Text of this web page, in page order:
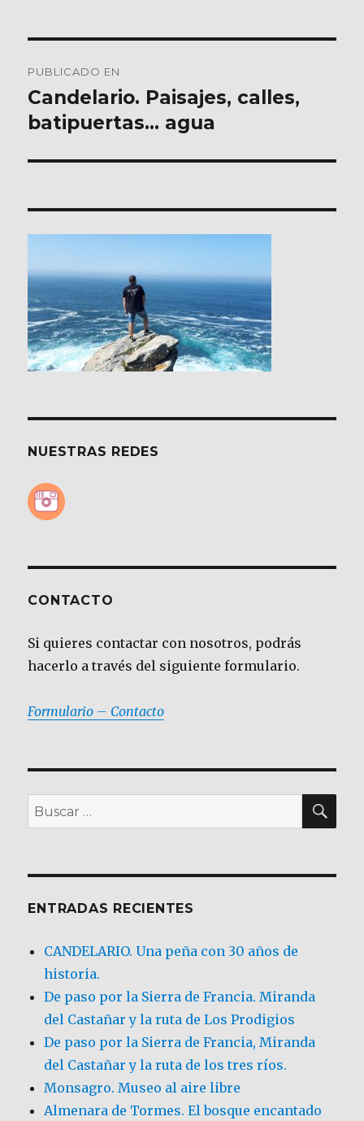
de
entradas
PUBLICADO EN
Candelario. Paisajes, calles,
batipuertas… agua
NUESTRAS REDES
CONTACTO
Si quieres contactar con nosotros, podrás
hacerlo a través del siguiente formulario.
Formulario – Contacto
Buscar
por:
ENTRADAS RECIENTES
CANDELARIO. Una peña con 30 años de
historia.
De paso por la Sierra de Francia. Miranda
del Castañar y la ruta de Los Prodigios
De paso por la Sierra de Francia, Miranda
del Castañar y la ruta de los tres ríos.
Monsagro. Museo al aire libre
Almenara de Tormes. El bosque encantado